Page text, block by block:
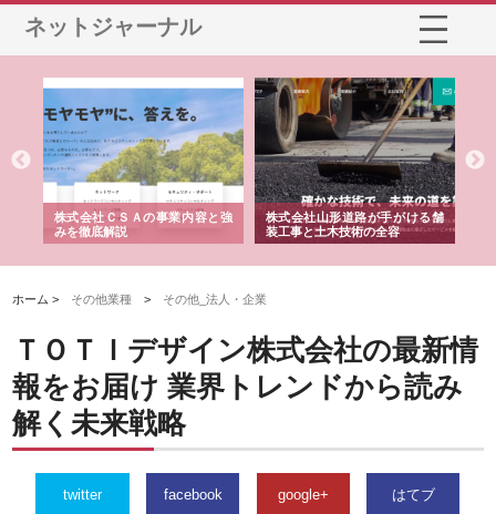
ネットジャーナル
株式会社ＣＳＡの事業内容と強
みを徹底解説
株式会社山形道路が手がける舗
装工事と土木技術の全容
ホーム > その他業種 > その他_法人・企業
ＴＯＴＩデザイン株式会社の最新情
報をお届け 業界トレンドから読み
解く未来戦略
twitter facebook google+ はてブ